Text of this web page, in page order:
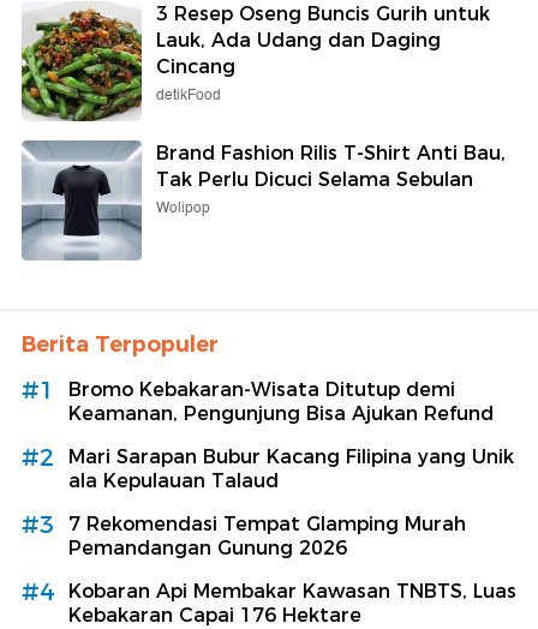
3 Resep Oseng Buncis Gurih untuk
Lauk, Ada Udang dan Daging
Cincang
detikFood
Brand Fashion Rilis T-Shirt Anti Bau,
Tak Perlu Dicuci Selama Sebulan
Wolipop
Berita Terpopuler
#1
Bromo Kebakaran-Wisata Ditutup demi
Keamanan, Pengunjung Bisa Ajukan Refund
#2
Mari Sarapan Bubur Kacang Filipina yang Unik
ala Kepulauan Talaud
#3
7 Rekomendasi Tempat Glamping Murah
Pemandangan Gunung 2026
#4
Kobaran Api Membakar Kawasan TNBTS, Luas
Kebakaran Capai 176 Hektare